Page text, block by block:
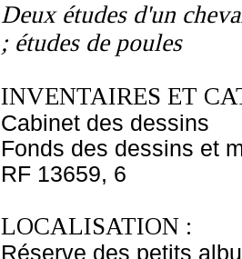
Deux études d'un
; études de poules
INVENTAIRES ET
Cabinet des dessins
Fonds des dessins et
RF 13659, 6
LOCALISATION :
Réserve des petits